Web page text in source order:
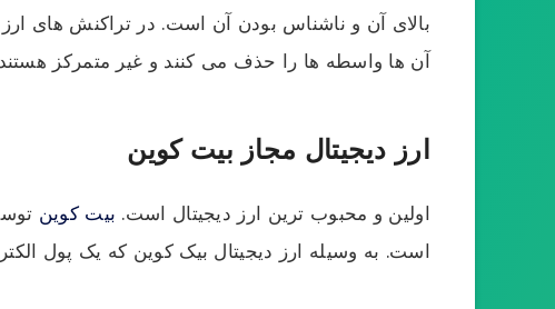
بالای آن و ناشناس بودن آن است. در تراکنش های
آن ها واسطه ها را حذف می کنند و غیر متمرکز هستند. در این مقاله به 10 ارز دیجیتال
ارز دیجیتال مجاز بیت کوین
اولین و محبوب ترین ارز دیجیتال است. بیت کوین
است. به وسیله ارز دیجیتال بیک کوین که یک پول